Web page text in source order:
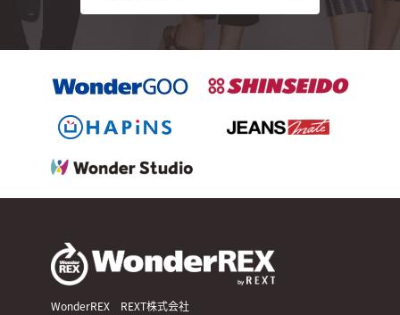
WonderREX REXT株式会社